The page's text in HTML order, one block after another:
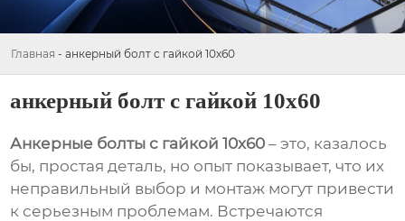
Главная - анкерный болт с гайкой 10х60
анкерный болт с гайкой 10х60
Анкерные болты с гайкой 10х60 – это, казалось
бы, простая деталь, но опыт показывает, что их
неправильный выбор и монтаж могут привести
к серьезным проблемам. Встречаются